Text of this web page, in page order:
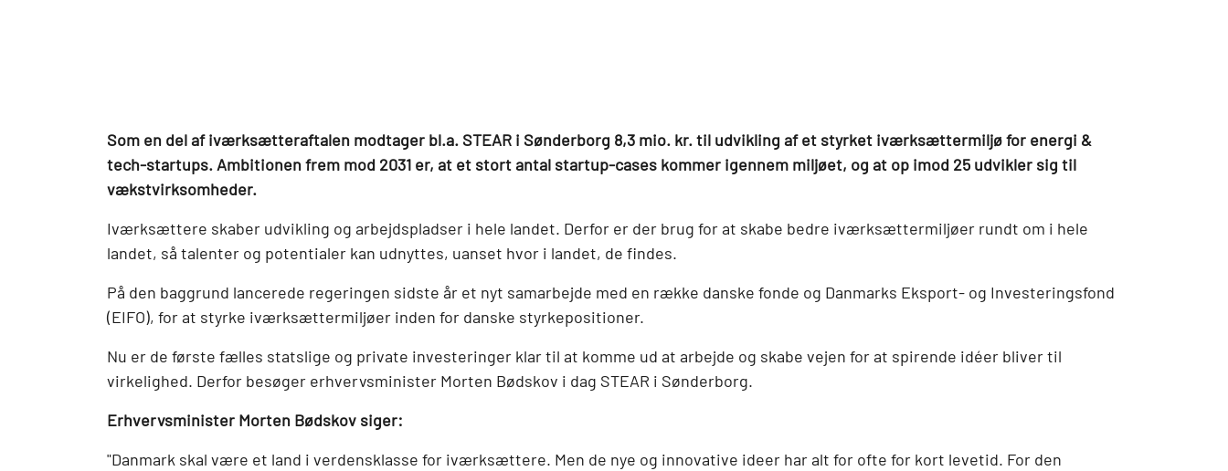
Som en del af iværksætteraftalen modtager bl.a. STEAR i Sønderborg 8,3 mio. kr. til udvikling af et styrket iværksættermiljø for energi &
tech-startups. Ambitionen frem mod 2031 er, at et stort antal startup-cases kommer igennem miljøet, og at op imod 25 udvikler sig til
vækstvirksomheder.
Iværksættere skaber udvikling og arbejdspladser i hele landet. Derfor er der brug for at skabe bedre iværksættermiljøer rundt om i hele
landet, så talenter og potentialer kan udnyttes, uanset hvor i landet, de findes.
På den baggrund lancerede regeringen sidste år et nyt samarbejde med en række danske fonde og Danmarks Eksport- og Investeringsfond
(EIFO), for at styrke iværksættermiljøer inden for danske styrkepositioner.
Nu er de første fælles statslige og private investeringer klar til at komme ud at arbejde og skabe vejen for at spirende idéer bliver til
virkelighed. Derfor besøger erhvervsminister Morten Bødskov i dag STEAR i Sønderborg.
Erhvervsminister Morten Bødskov siger:
"Danmark skal være et land i verdensklasse for iværksættere. Men de nye og innovative ideer har alt for ofte for kort levetid. For den